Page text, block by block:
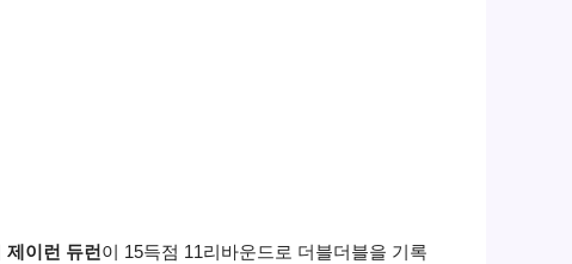
제이런 듀런이 15득점 11리바운드로 더블더블을 기록